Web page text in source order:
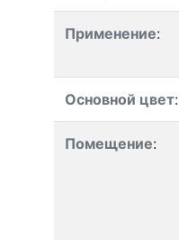
Применение:
Основной цвет:
Помещение: